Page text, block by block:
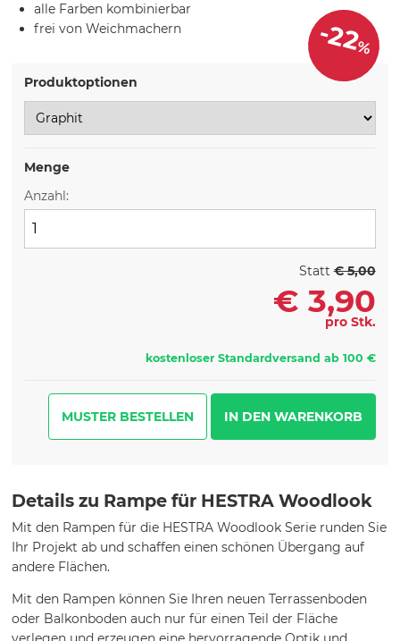
alle Farben kombinierbar
frei von Weichmachern
Produktoptionen
Menge
Anzahl:
-22%
Statt€ 5,00
€ 3,90
pro Stk.
kostenloser Standardversand ab 100 €
MUSTER BESTELLEN
Details zu Rampe für HESTRA Woodlook
Mit den Rampen für die HESTRA Woodlook Serie runden Sie
Ihr Projekt ab und schaffen einen schönen Übergang auf
andere Flächen.
Mit den Rampen können Sie Ihren neuen Terrassenboden
oder Balkonboden auch nur für einen Teil der Fläche